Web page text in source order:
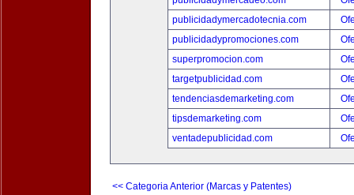
publicidadymercadotecnia.com
publicidadypromociones.com
superpromocion.com
targetpublicidad.com
tendenciasdemarketing.com
tipsdemarketing.com
ventadepublicidad.com
<< Categoria Anterior (Marcas y Patentes)